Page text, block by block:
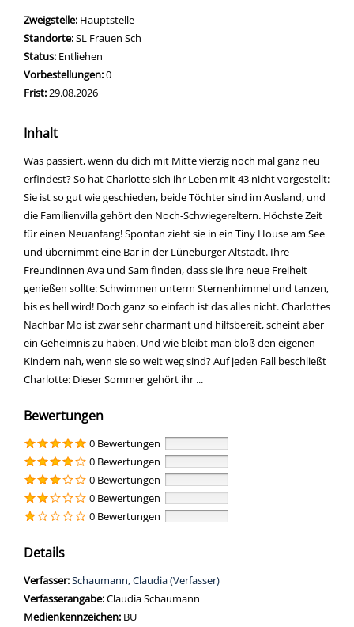
Zweigstelle: Hauptstelle
Standorte:SL Frauen Sch
Status: Entliehen
Vorbestellungen:0
Frist: 29.08.2026
Inhalt
Was passiert, wenn du dich mit Mitte vierzig noch mal ganz neu
erfindest? So hat Charlotte sich ihr Leben mit 43 nicht vorgestellt:
Sie ist so gut wie geschieden, beide Töchter sind im Ausland, und
die Familienvilla gehört den Noch-Schwiegereltern. Höchste Zeit
für einen Neuanfang! Spontan zieht sie in ein Tiny House am See
und übernimmt eine Bar in der Lüneburger Altstadt. Ihre
Freundinnen Ava und Sam finden, dass sie ihre neue Freiheit
genießen sollte: Schwimmen unterm Sternenhimmel und tanzen,
bis es hell wird! Doch ganz so einfach ist das alles nicht. Charlottes
Nachbar Mo ist zwar sehr charmant und hilfsbereit, scheint aber
ein Geheimnis zu haben. Und wie bleibt man bloß den eigenen
Kindern nah, wenn sie so weit weg sind? Auf jeden Fall beschließt
Charlotte: Dieser Sommer gehört ihr ...
Bewertungen
0 Bewertungen
0 Bewertungen
0 Bewertungen
0 Bewertungen
0 Bewertungen
Details
Verfasser:Suche nach diesem Verfasser
Schaumann, Claudia (Verfasser)
Verfasserangabe:Claudia Schaumann
Medienkennzeichen: BU